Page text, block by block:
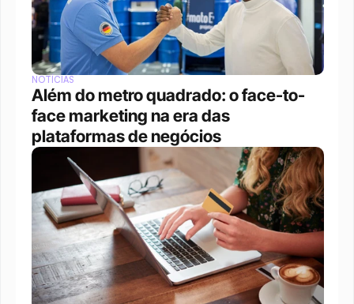
NOTÍCIAS
Além do metro quadrado: o face-to-
face marketing na era das
plataformas de negócios